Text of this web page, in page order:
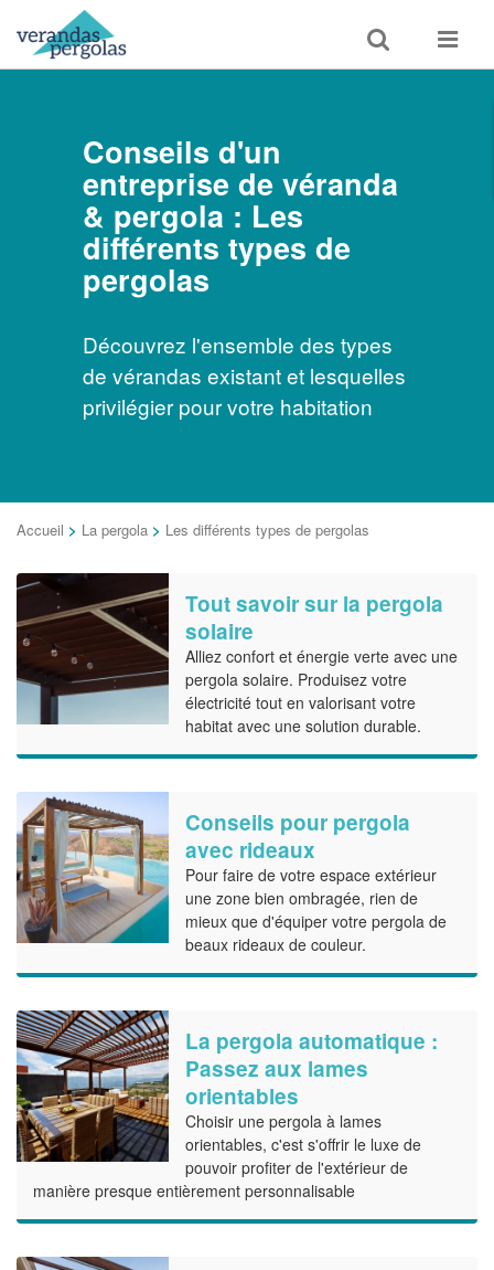
Toggle
search
Toggle
Conseils d'un
entreprise de véranda
& pergola : Les
différents types de
pergolas
Découvrez l'ensemble des types
de vérandas existant et lesquelles
privilégier pour votre habitation
Accueil > La pergola > Les différents types de pergolas
Tout savoir sur la pergola
solaire
Alliez confort et énergie verte avec une
pergola solaire. Produisez votre
électricité tout en valorisant votre
habitat avec une solution durable.
Conseils pour pergola
avec rideaux
Pour faire de votre espace extérieur
une zone bien ombragée, rien de
mieux que d'équiper votre pergola de
beaux rideaux de couleur.
La pergola automatique :
Passez aux lames
orientables
Choisir une pergola à lames
orientables, c'est s'offrir le luxe de
pouvoir profiter de l'extérieur de
manière presque entièrement personnalisable